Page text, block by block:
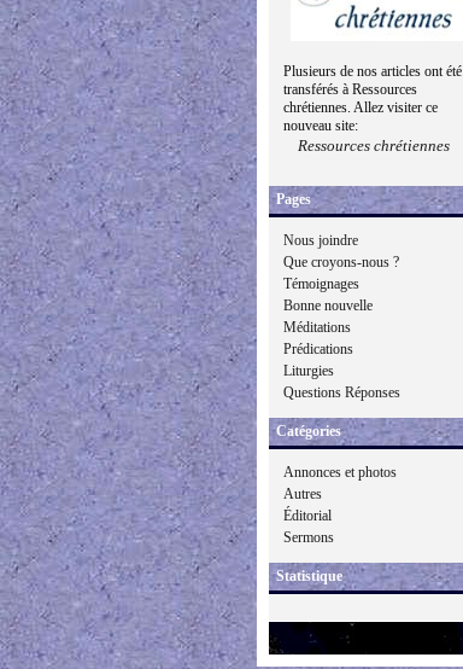
Plusieurs de nos articles ont été
transférés à Ressources
chrétiennes. Allez visiter ce
nouveau site:
Ressources chrétiennes
Pages
Nous joindre
Que croyons-nous ?
Témoignages
Bonne nouvelle
Méditations
Prédications
Liturgies
Questions Réponses
Catégories
Annonces et photos
Autres
Éditorial
Sermons
Statistique